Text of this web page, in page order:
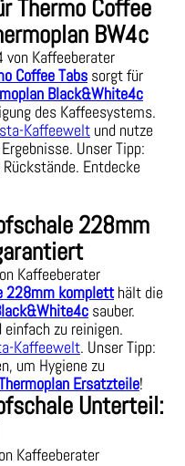
Thermo Coffee
BW4c
Kaffeeberater
Coffee Tabs sorgt für
Black&White4c
des Kaffeesystems.
Kaffeewelt und nutze
Unser Tipp:
Entdecke
228mm
Kaffeeberater
228mm kompletthält die
sauber.
zu reinigen.
Kaffeewelt. Unser Tipp:
um Hygiene zu
Ersatzteile!
Unterteil:
Kaffeeberater